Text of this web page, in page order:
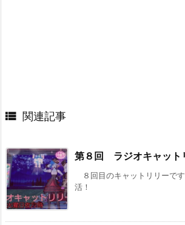
 関連記事
第８回 ラジオキャット
８回目のキャットリリーで
活！